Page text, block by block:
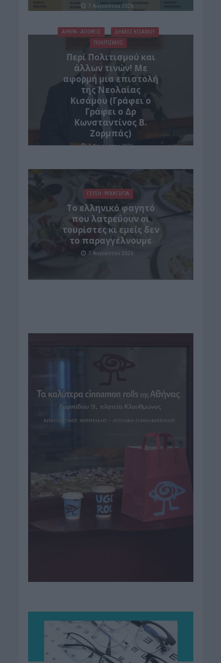
7 Αυγούστου 2026
ΑΡΘΡΑ - ΑΠΟΨΕΙΣ
ΔΉΜΟΣ ΚΙΣΆΜΟΥ
ΠΟΛΙΤΙΣΜΟΣ
Περί Πολιτισμού και
άλλων τινών! Mε
αφορμή μια επιστολή
της Νεολαίας
Κισάμου (Γράφει ο
Γράφει ο Δρ
Κωνσταντίνος Β.
Ζορμπάς)
7 Αυγούστου 2026
ΓΕΎΣΗ - ΨΥΧΑΓΩΓΊΑ
Το ελληνικό φαγητό
που λατρεύουν οι
τουρίστες κι εμείς δεν
το παραγγέλνουμε
7 Αυγούστου 2026